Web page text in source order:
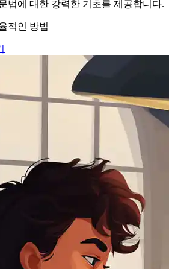
법에 대한 강력한 기초를 제공합니다.
적인 방법